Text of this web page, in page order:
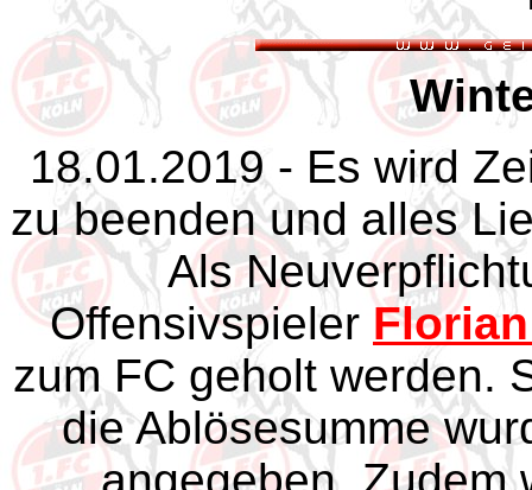
18.01.2019 - Es wird
zu beenden und alles
Als
Offensivspieler
zum FC geholt werden.
die Ablösesumme